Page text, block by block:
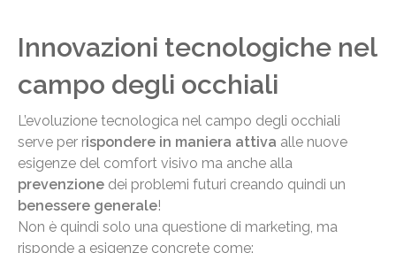
Innovazioni tecnologiche nel
campo degli occhiali
L’evoluzione tecnologica nel campo degli occhiali
serve per rispondere in maniera attiva alle nuove
esigenze del comfort visivo ma anche alla
prevenzione dei problemi futuri creando quindi un
benessere generale!
Non è quindi solo una questione di marketing, ma
risponde a esigenze concrete come: